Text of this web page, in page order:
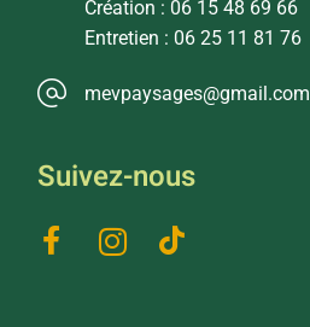
Création : 06 15 48 69 66
Entretien : 06 25 11 81 76
mevpaysages@gmail.com
Suivez-nous